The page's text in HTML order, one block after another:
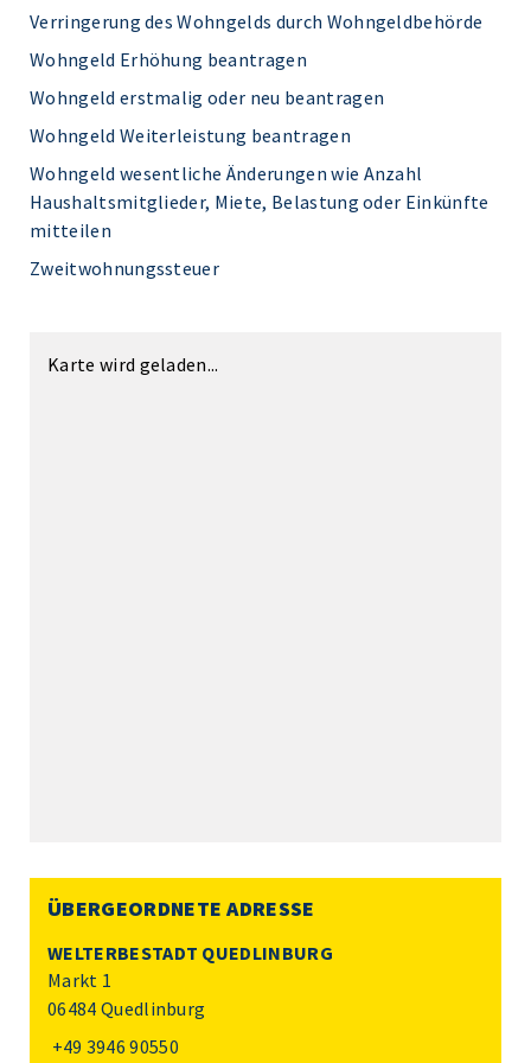
Verringerung des Wohngelds durch Wohngeldbehörde
Wohngeld Erhöhung beantragen
Wohngeld erstmalig oder neu beantragen
Wohngeld Weiterleistung beantragen
Wohngeld wesentliche Änderungen wie Anzahl
Haushaltsmitglieder, Miete, Belastung oder Einkünfte
mitteilen
Zweitwohnungssteuer
Karte wird geladen...
ÜBERGEORDNETE ADRESSE
WELTERBESTADT QUEDLINBURG
Markt 1
06484 Quedlinburg
+49 3946 90550